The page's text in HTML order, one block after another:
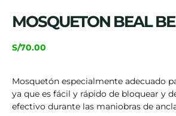
MOSQUETON BEAL
S/70.00
Mosquetón especialmente adecuado
ya que es fácil y rápido de bloquear y
efectivo durante las maniobras de